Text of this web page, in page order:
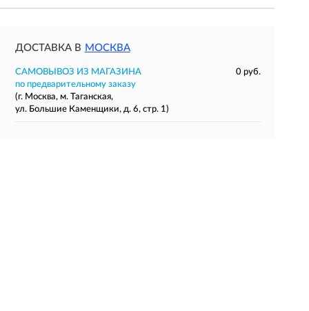
ДОСТАВКА В МОСКВА
САМОВЫВОЗ ИЗ МАГАЗИНА
0 руб.
по предварительному заказу
(г. Москва, м. Таганская,
ул. Большие Каменщики, д. 6, стр. 1)